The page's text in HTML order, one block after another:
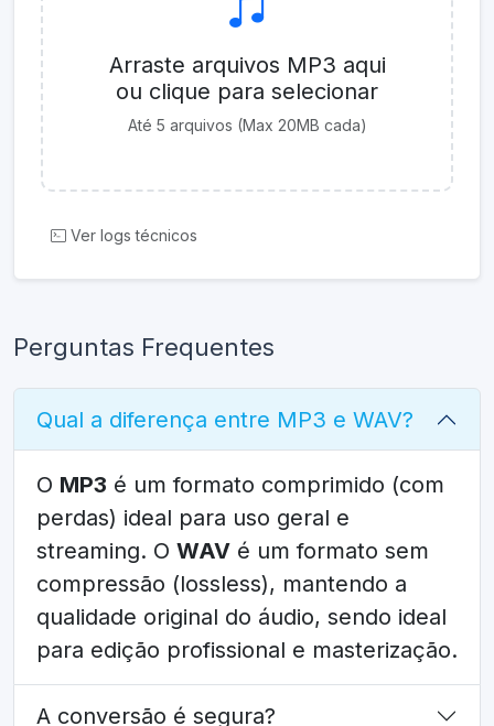
Arraste arquivos MP3 aqui
ou clique para selecionar
Até 5 arquivos (Max 20MB cada)
Ver logs técnicos
Perguntas Frequentes
Qual a diferença entre MP3 e WAV?
O MP3 é um formato comprimido (com
perdas) ideal para uso geral e
streaming. O WAV é um formato sem
compressão (lossless), mantendo a
qualidade original do áudio, sendo ideal
para edição profissional e masterização.
A conversão é segura?